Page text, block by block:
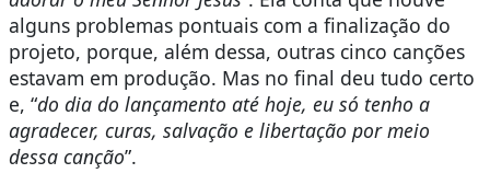
alguns problemas pontuais com a finalização do
projeto, porque, além dessa, outras cinco canções
estavam em produção. Mas no final deu tudo certo
e, “do dia do lançamento até hoje, eu só tenho a
agradecer, curas, salvação e libertação por meio
dessa canção”.